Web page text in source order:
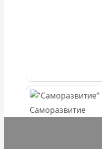
Саморазвитие